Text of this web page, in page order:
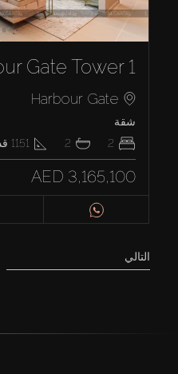
Gate Tower 1
Harbour Gate
شقة
2
2
1151
AED 3,165,100
التالي